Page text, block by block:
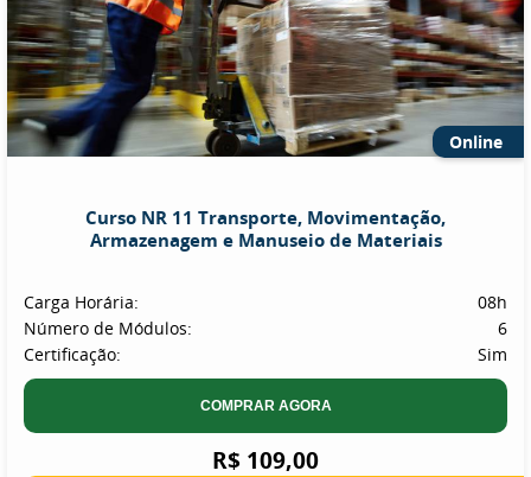
Online
Curso NR 11 Transporte, Movimentação,
Armazenagem e Manuseio de Materiais
Carga Horária:
08h
Número de Módulos:
6
Certificação:
Sim
COMPRAR AGORA
R$ 109,00